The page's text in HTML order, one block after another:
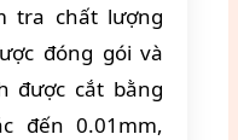
tra chất lượng
đóng gói và
được cắt bằng
đến 0.01mm,